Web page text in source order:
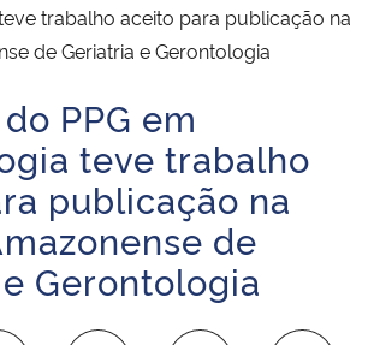
Pecuária e Abastecimento
trabalho aceito para publicação na
de Geriatria e Gerontologia
PPG em
teve trabalho
publicação na
de
Gerontologia